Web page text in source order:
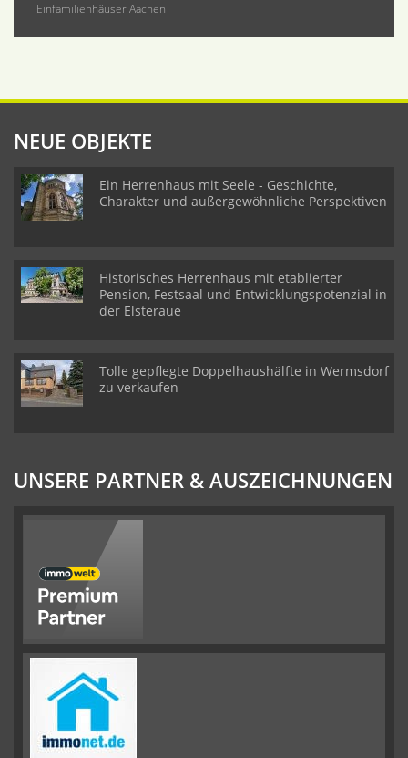
Einfamilienhäuser Aachen
NEUE OBJEKTE
Ein Herrenhaus mit Seele - Geschichte,
Charakter und außergewöhnliche Perspektiven
Historisches Herrenhaus mit etablierter
Pension, Festsaal und Entwicklungspotenzial in
der Elsteraue
Tolle gepflegte Doppelhaushälfte in Wermsdorf
zu verkaufen
UNSERE PARTNER & AUSZEICHNUNGEN